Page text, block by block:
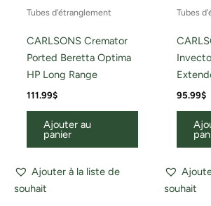
Tubes d'étranglement
CARLSONS Cremator
Ported Beretta Optima
HP Long Range
111.99$
Ajouter au
panier
Ajouter à la liste de
souhait
Tubes
95.99$
souhait